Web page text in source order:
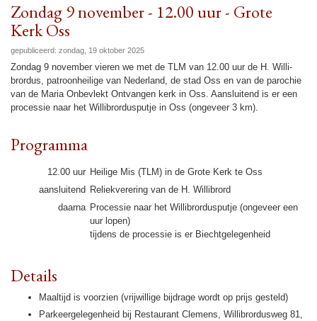
Zondag 9 november - 12.00 uur - Grote
Kerk Oss
gepubliceerd: zondag, 19 oktober 2025
Zondag 9 no­vem­ber vieren we met de TLM van 12.00 uur de H. Wil­li­
brordus, patroon­hei­lige van Neder­land, de stad Oss en van de pa­ro­chie
van de Maria On­be­vlekt Ont­van­gen kerk in Oss. Aan­slui­tend is er een
pro­ces­sie naar het Wil­li­brordus­putje in Oss (ongeveer 3 km).
Pro­gram­ma
12.00 uur Heilige Mis (TLM) in de Grote Kerk te Oss
aan­slui­tend Reliek­ver­ering van de H. Wil­li­brord
daarna Pro­ces­sie naar het Wil­li­brordus­putje (ongeveer een
uur lopen)
tij­dens de pro­ces­sie is er Biecht­gele­gen­heid
Details
Maal­tijd is voor­zien (vrij­wil­lige bijdrage wordt op prijs gesteld)
Parkeer­gele­gen­heid bij Restaurant Clemens, Wil­li­brordusweg 81,